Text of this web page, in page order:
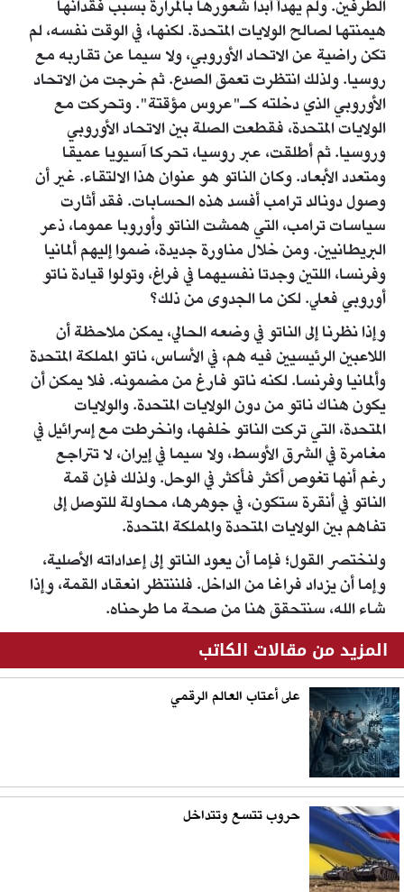
الطرفين. ولم يهدأ أبدا شعورها بالمرارة بسبب فقدانها
هيمنتها لصالح الولايات المتحدة. لكنها، في الوقت نفسه، لم
تكن راضية عن الاتحاد الأوروبي، ولا سيما عن تقاربه مع
روسيا. ولذلك انتظرت تعمق الصدع. ثم خرجت من الاتحاد
الأوروبي الذي دخلته كـ"عروس مؤقتة". وتحركت مع
الولايات المتحدة، فقطعت الصلة بين الاتحاد الأوروبي
وروسيا. ثم أطلقت، عبر روسيا، تحركا آسيويا عميقا
ومتعدد الأبعاد. وكان الناتو هو عنوان هذا الالتقاء. غير أن
وصول دونالد ترامب أفسد هذه الحسابات. فقد أثارت
سياسات ترامب، التي همشت الناتو وأوروبا عموما، ذعر
البريطانيين. ومن خلال مناورة جديدة، ضموا إليهم ألمانيا
وفرنسا، اللتين وجدتا نفسيهما في فراغ، وتولوا قيادة ناتو
أوروبي فعلي. لكن ما الجدوى من ذلك؟
وإذا نظرنا إلى الناتو في وضعه الحالي، يمكن ملاحظة أن
اللاعبين الرئيسيين فيه هم، في الأساس، ناتو المملكة المتحدة
وألمانيا وفرنسا. لكنه ناتو فارغ من مضمونه. فلا يمكن أن
يكون هناك ناتو من دون الولايات المتحدة. والولايات
المتحدة، التي تركت الناتو خلفها، وانخرطت مع إسرائيل في
مغامرة في الشرق الأوسط، ولا سيما في إيران، لا تتراجع
رغم أنها تغوص أكثر فأكثر في الوحل. ولذلك فإن قمة
الناتو في أنقرة ستكون، في جوهرها، محاولة للتوصل إلى
تفاهم بين الولايات المتحدة والمملكة المتحدة.
ولنختصر القول؛ فإما أن يعود الناتو إلى إعداداته الأصلية،
وإما أن يزداد فراغا من الداخل. فلننتظر انعقاد القمة، وإذا
شاء الله، سنتحقق هنا من صحة ما طرحناه.
المزيد من مقالات الكاتب
على أعتاب العالم الرقمي
حروب تتسع وتتداخل